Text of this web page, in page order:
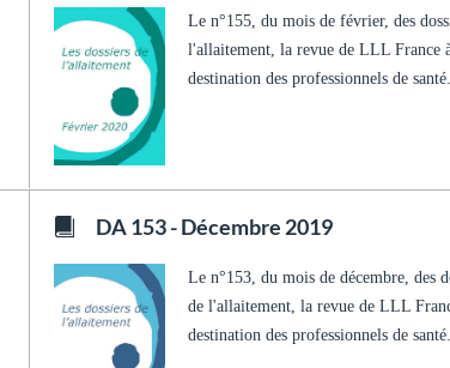
Le n°155, du mois de février, des
l'allaitement, la revue de LLL France
destination des professionnels de santé.
DA 153 - Décembre 2019
Le n°153, du mois de décembre, des
de l'allaitement, la revue de LLL
destination des professionnels de santé.